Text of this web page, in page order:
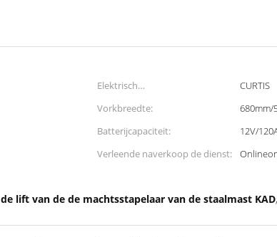
Elektrisch
Controlemechanisme:
CURTIS
Vorkbreedte:
680mm/
Batterijcapaciteit:
12V/
Verleende naverkoop de dienst:
de lift van de de machtsstapelaar van de staalmast KAD,